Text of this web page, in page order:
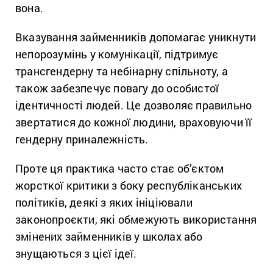
вона.
Вказування займенників допомагає уникнути
непорозумінь у комунікації, підтримує
трансгендерну та небінарну спільноту, а
також забезпечує повагу до особистої
ідентичності людей. Це дозволяє правильно
звертатися до кожної людини, враховуючи її
гендерну приналежність.
Проте ця практика часто стає об’єктом
жорсткої критики з боку республіканських
політиків, деякі з яких ініціювали
законопроєкти, які обмежують використання
змінених займенників у школах або
знущаються з цієї ідеї.